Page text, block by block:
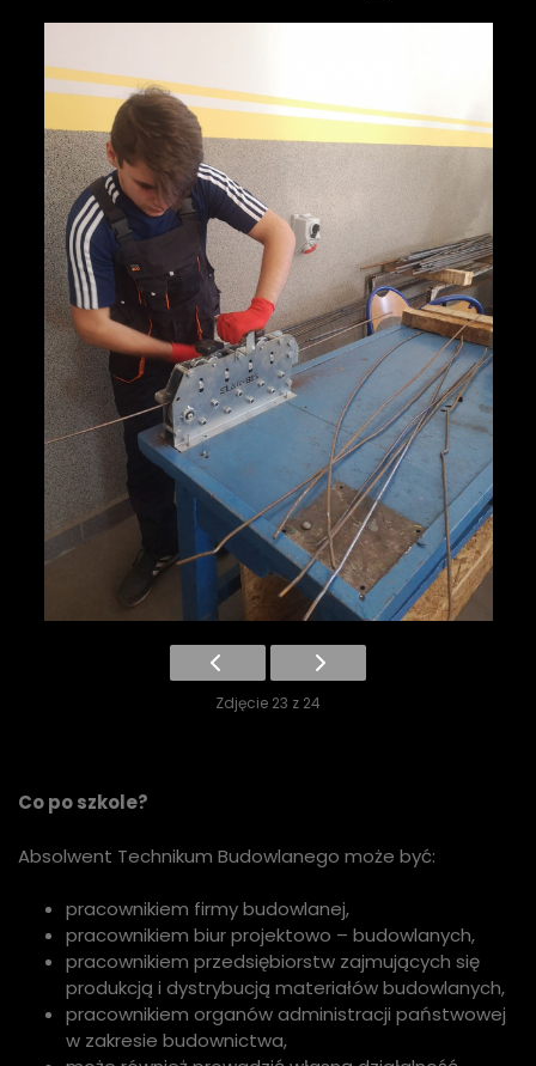
Zdjęcie 23 z 24
Co po szkole?
Absolwent Technikum Budowlanego może być:
pracownikiem firmy budowlanej,
pracownikiem biur projektowo – budowlanych,
pracownikiem przedsiębiorstw zajmujących się
produkcją i dystrybucją materiałów budowlanych,
pracownikiem organów administracji państwowej
w zakresie budownictwa,